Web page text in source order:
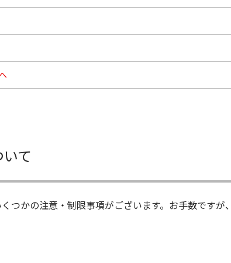
て
つかの注意・制限事項がございます。お手数です